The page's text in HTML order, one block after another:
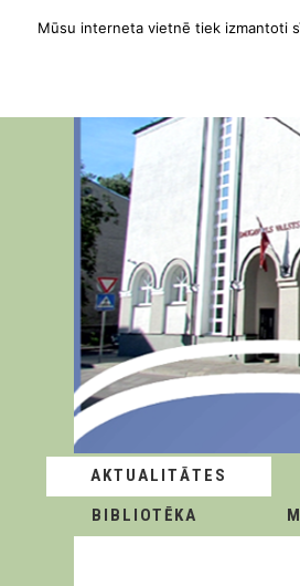
AKTUALITĀTES
BIBLIOTĒKA
Mūsu interneta vietnē tiek izmantoti